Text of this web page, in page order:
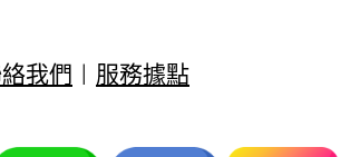
我們 | 服務據點